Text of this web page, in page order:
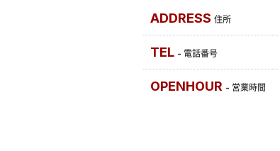
ADDRESS 住所
TEL - 電話番号
OPENHOUR - 営業時間